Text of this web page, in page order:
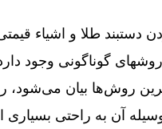
دستبند طلا و اشیاء
گوناگونی وجود
روش‌ها بیان می‌شود،
آن به راحتی بسیاری